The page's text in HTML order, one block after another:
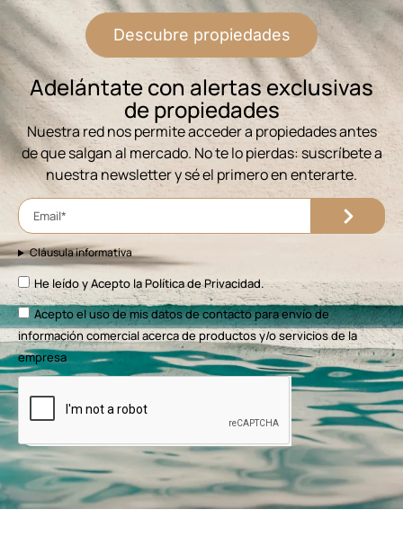
Descubre propiedades
Adelántate con alertas exclusivas
de propiedades
Nuestra red nos permite acceder a propiedades antes
de que salgan al mercado. No te lo pierdas: suscríbete a
nuestra newsletter y sé el primero en enterarte.
Cláusula informativa
He leído y Acepto laPolítica de Privacidad.
Acepto el uso de mis datos de contacto para envío de
información comercial acerca de productos y/o servicios de la
empresa